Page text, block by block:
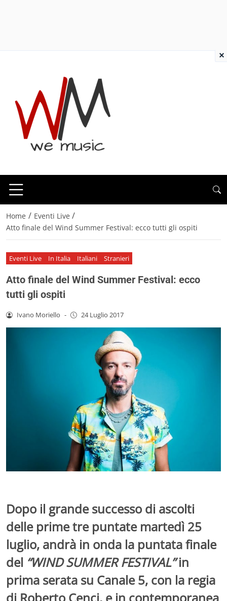
Home / Eventi Live /
Atto finale del Wind Summer Festival: ecco tutti gli ospiti
Eventi Live In Italia Italiani Stranieri
Atto finale del Wind Summer Festival: ecco
tutti gli ospiti
Ivano Moriello - 24 Luglio 2017
Dopo il grande successo di ascolti
delle prime tre puntate martedì 25
luglio, andrà in onda la puntata finale
del “WIND SUMMER FESTIVAL”in
prima serata su Canale 5, con la regia
di Roberto Cenci, e in contemporanea
×